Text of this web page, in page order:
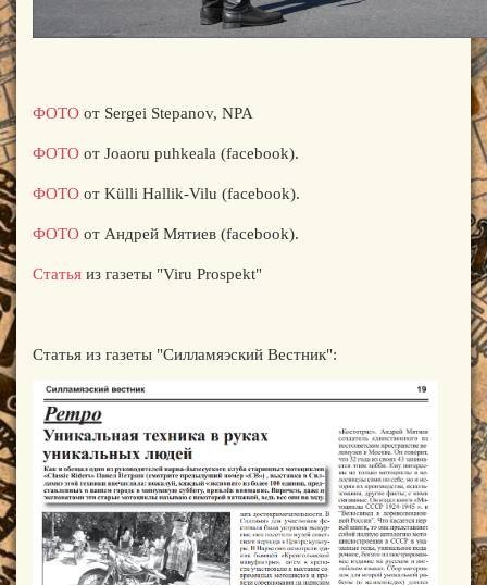
ФОТО от Sergei Stepanov, NPA
ФОТО от Joaoru puhkeala (facebook).
ФОТО от Külli Hallik-Vilu (facebook).
ФОТО от Андрей Мятиев (facebook).
Статья из газеты "Viru Prospekt"
Статья из газеты "Силламяэский Вестник":